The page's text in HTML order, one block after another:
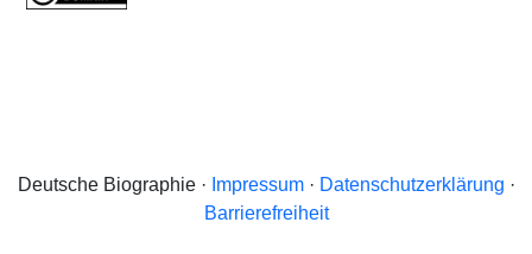
Deutsche Biographie · Impressum· Datenschutzerklärung ·
Barrierefreiheit